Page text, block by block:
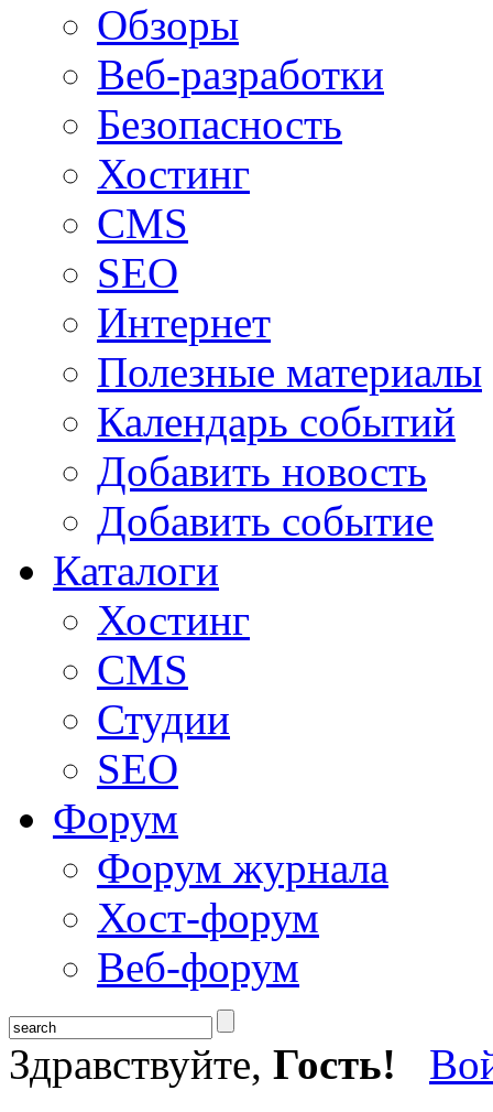
Обзоры
Веб-разработки
Безопасность
Хостинг
CMS
SEO
Интернет
Полезные материалы
Календарь событий
Добавить новость
Добавить событие
Каталоги
Хостинг
CMS
Студии
SEO
Форум
Форум журнала
Хост-форум
Веб-форум
Здравствуйте, Гость!